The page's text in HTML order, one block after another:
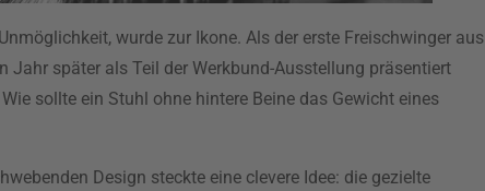
wurde zur Ikone. Als der erste Freischwinger aus
Jahr später als Teil der Werkbund-Ausstellung präsentiert
sollte ein Stuhl ohne hintere Beine das Gewicht eines
Design steckte eine clevere Idee: die gezielte